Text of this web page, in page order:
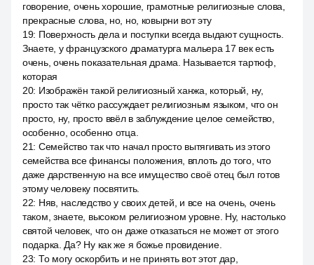
говорение, очень хорошие, грамотные религиозные слова,
прекрасные слова, но, но, ковырни вот эту
19: Поверхность дела и поступки всегда выдают сущность.
Знаете, у французского драматурга мальера 17 век есть
очень, очень показательная драма. Называется тартюф,
которая
20: Изображён такой религиозный ханжа, который, ну,
просто так чётко рассуждает религиозным языком, что он
просто, ну, просто ввёл в заблуждение целое семейство,
особенно, особенно отца.
21: Семейство так что начал просто вытягивать из этого
семейства все финансы положения, вплоть до того, что
даже дарственную на все имущество своё отец был готов
этому человеку посвятить.
22: Няв, наследство у своих детей, и все на очень, очень
таком, знаете, высоком религиозном уровне. Ну, настолько
святой человек, что он даже отказаться не может от этого
подарка. Да? Ну как же я божье провидение.
23: То могу оскорбить и не принять вот этот дар,